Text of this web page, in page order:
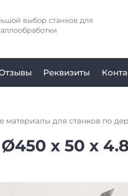
выбор станков для
Реквизиты
материалы для станков по
х 50 х